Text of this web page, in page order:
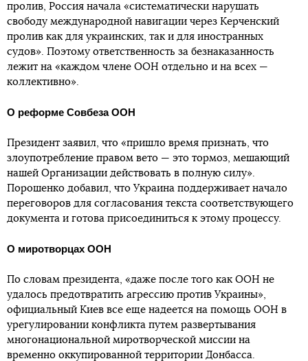
пролив, Россия начала «систематически нарушать
свободу международной навигации через Керченский
пролив как для украинских, так и для иностранных
судов». Поэтому ответственность за безнаказанность
лежит на «каждом члене ООН отдельно и на всех —
коллективно».
О реформе Совбеза ООН
Президент заявил, что «пришло время признать, что
злоупотребление правом вето — это тормоз, мешающий
нашей Организации действовать в полную силу».
Порошенко добавил, что Украина поддерживает начало
переговоров для согласования текста соответствующего
документа и готова присоединиться к этому процессу.
О миротворцах ООН
По словам президента, «даже после того как ООН не
удалось предотвратить агрессию против Украины»,
официальный Киев все еще надеется на помощь ООН в
урегулировании конфликта путем развертывания
многонациональной миротворческой миссии на
временно оккупированной территории Донбасса.